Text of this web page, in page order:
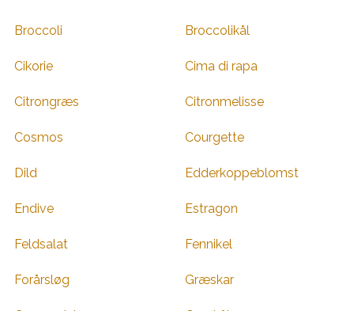
Broccoli Broccolikål
Cikorie Cima di rapa
Citrongræs Citronmelisse
Cosmos Courgette
Dild Edderkoppeblomst
Endive Estragon
Feldsalat Fennikel
Forårsløg Græskar